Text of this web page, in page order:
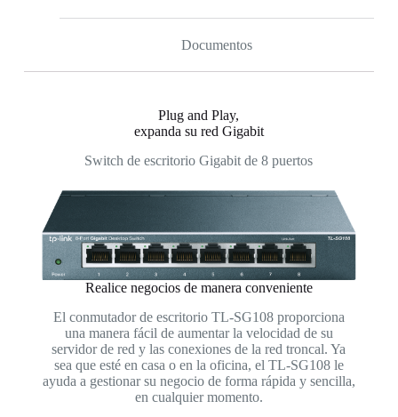
Documentos
Plug and Play,
expanda su red Gigabit
Switch de escritorio Gigabit de 8 puertos
Realice negocios de manera conveniente
El conmutador de escritorio TL-SG108 proporciona
una manera fácil de aumentar la velocidad de su
servidor de red y las conexiones de la red troncal. Ya
sea que esté en casa o en la oficina, el TL-SG108 le
ayuda a gestionar su negocio de forma rápida y sencilla,
en cualquier momento.